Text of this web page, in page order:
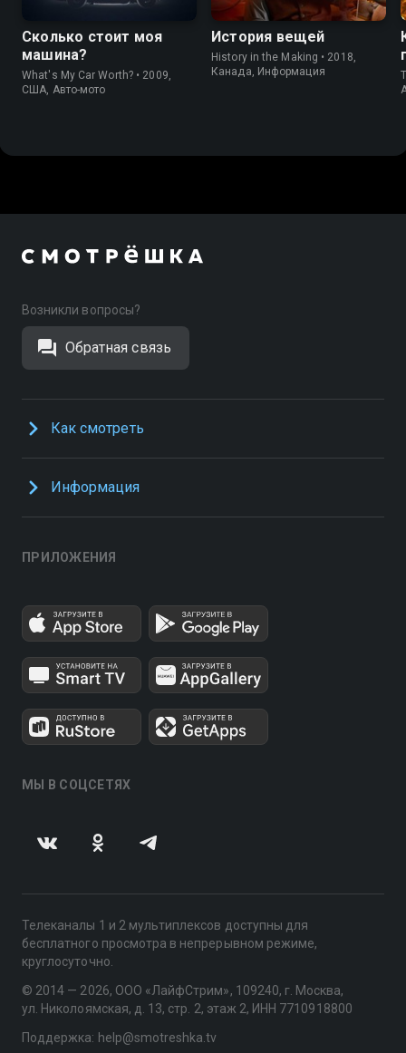
Сколько стоит моя
машина?
What's My Car Worth? • 2009,
США, Авто-мото
История вещей
History in the Making • 2018,
Канада, Информация
Возникли вопросы?
Обратная связь
Как смотреть
Информация
ПРИЛОЖЕНИЯ
МЫ В СОЦСЕТЯХ
Телеканалы 1 и 2 мультиплексов доступны для
бесплатного просмотра в непрерывном режиме,
круглосуточно.
© 2014 — 2026, ООО «ЛайфСтрим», 109240, г. Москва,
ул. Николоямская, д. 13, стр. 2, этаж 2, ИНН 7710918800
Поддержка: help@smotreshka.tv